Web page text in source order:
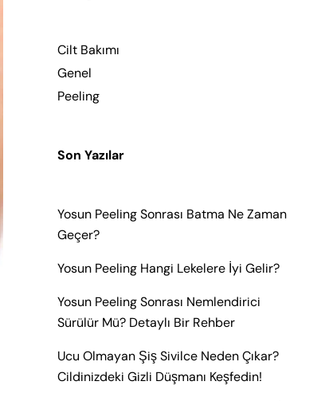
Cilt Bakımı
Genel
Peeling
Son Yazılar
Yosun Peeling Sonrası Batma Ne Zaman
Geçer?
Yosun Peeling Hangi Lekelere İyi Gelir?
Yosun Peeling Sonrası Nemlendirici
Sürülür Mü? Detaylı Bir Rehber
Ucu Olmayan Şiş Sivilce Neden Çıkar?
Cildinizdeki Gizli Düşmanı Keşfedin!